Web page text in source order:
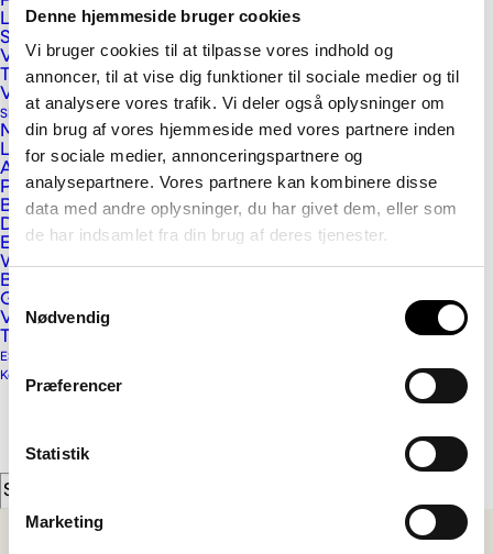
Denne hjemmeside bruger cookies
Vi bruger cookies til at tilpasse vores indhold og
annoncer, til at vise dig funktioner til sociale medier og til
at analysere vores trafik. Vi deler også oplysninger om
din brug af vores hjemmeside med vores partnere inden
for sociale medier, annonceringspartnere og
analysepartnere. Vores partnere kan kombinere disse
data med andre oplysninger, du har givet dem, eller som
de har indsamlet fra din brug af deres tjenester.
Samtykkevalg
Nødvendig
Præferencer
Statistik
Marketing
Lexan Cliniwall plader
Sikrings- og afskærmningsplader
Vink ALUPROF
Tagløsninger
Vikutherm skum- og Phonotherm byggeplader
Skilt og Reklame
Massive plastplader
Letvægtsplader
Alu- og alusandwichplader
Pap- og papirplader
BaltLED skiltebelysning
Digitale printmedier
E-cut, glasdekoration og lyskasse folier
Wrap- og indpakningsfolier
Beskyttelseslaminat og dobbeltklæber
Gulvfolier
Vægfolier, tapet og displaymedier
Tilbehør
ESG og Compliance
Kontakt
Vink Plast ApS
Kristrup Engvej 9
DK-8960 Randers SØ
info@vink.dk
Nyhedsbrev
Bliv klogere på plast - viden direkte i din
indbakke